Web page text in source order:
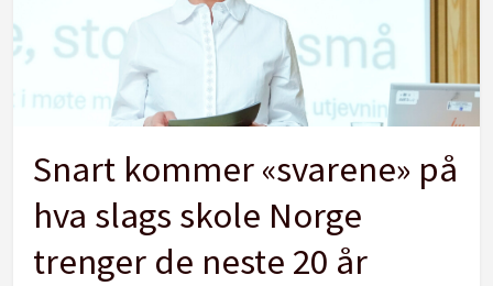
Snart kommer «svarene» på
hva slags skole Norge
trenger de neste 20 år